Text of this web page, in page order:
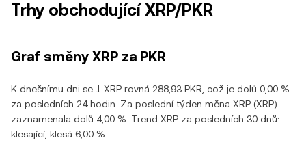
Trhy obchodující XRP/PKR
Graf směny XRP za PKR
K dnešnímu dni se 1 XRP rovná 288,93 PKR, což je dolů 0,00 %
za posledních 24 hodin. Za poslední týden měna XRP (XRP)
zaznamenala dolů 4,00 %. Trend XRP za posledních 30 dnů:
klesající, klesá 6,00 %.